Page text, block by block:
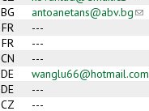
BG antoanetans@abv.bg
FR ---
FR ---
CN ---
DE wanglu66@hotmail.com
DE ---
CZ ---